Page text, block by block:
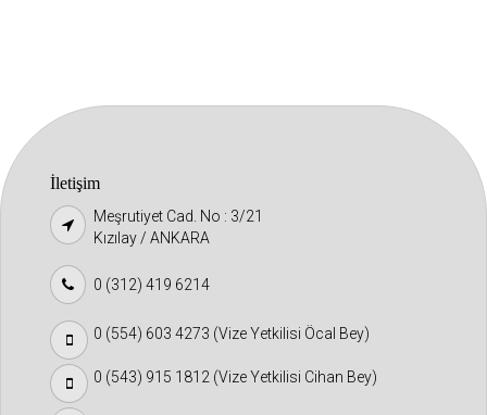
İletişim
Meşrutiyet Cad. No : 3/21
Kızılay / ANKARA
0 (312) 419 6214
0 (554) 603 4273 (Vize Yetkilisi Öcal Bey)
0 (543) 915 1812 (Vize Yetkilisi Cihan Bey)